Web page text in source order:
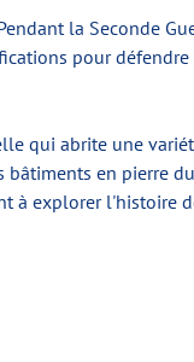
la Seconde
pour
qui abrite une
bâtiments en pierre
à explorer l'histoire